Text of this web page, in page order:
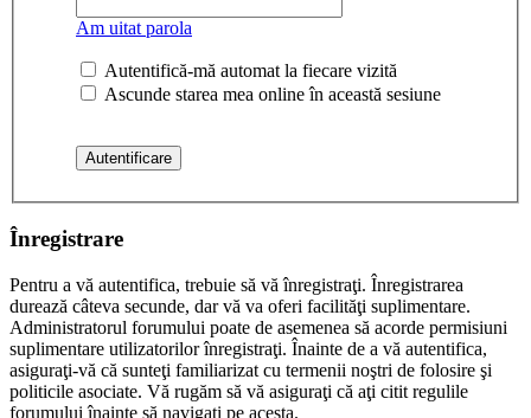
Am uitat parola
Autentifică-mă automat la fiecare vizită
Ascunde starea mea online în această sesiune
Înregistrare
Pentru a vă autentifica, trebuie să vă înregistraţi. Înregistrarea
durează câteva secunde, dar vă va oferi facilităţi suplimentare.
Administratorul forumului poate de asemenea să acorde permisiuni
suplimentare utilizatorilor înregistraţi. Înainte de a vă autentifica,
asiguraţi-vă că sunteţi familiarizat cu termenii noştri de folosire şi
politicile asociate. Vă rugăm să vă asiguraţi că aţi citit regulile
forumului înainte să navigaţi pe acesta.